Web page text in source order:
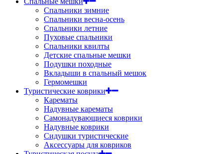
Спальники зимние
Спальники весна-осень
Спальники летние
Пуховые спальники
Спальники квилты
Детские спальные мешки
Подушки походные
Вкладыши в спальный мешок
Гермомешки
Туристические коврики
Карематы
Надувные карематы
Самонадувающиеся коврики
Надувные коврики
Сидушки туристические
Аксессуары для ковриков